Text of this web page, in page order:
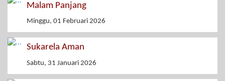
Malam Panjang
Minggu, 01 Februari 2026
Sukarela Aman
Sabtu, 31 Januari 2026